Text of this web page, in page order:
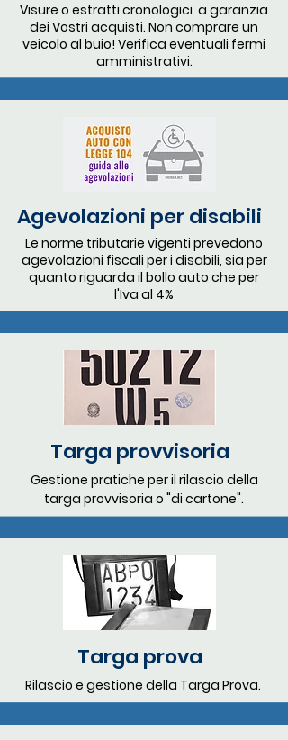
Visure o estratti cronologici a garanzia
dei Vostri acquisti. Non comprare un
veicolo al buio! Verifica eventuali fermi
amministrativi.
Agevolazioni per disabili
Le norme tributarie vigenti prevedono
agevolazioni fiscali per i disabili, sia per
quanto riguarda il bollo auto che per
l'Iva al 4%
Targa provvisoria
Gestione pratiche per il rilascio della
targa provvisoria o "di cartone".
Targa prova
Rilascio e gestione della Targa Prova.